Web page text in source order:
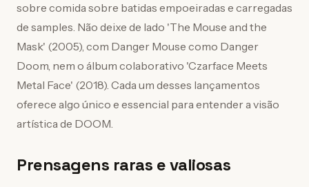
sobre comida sobre batidas empoeiradas e carregadas
de samples. Não deixe de lado 'The Mouse and the
Mask' (2005), com Danger Mouse como Danger
Doom, nem o álbum colaborativo 'Czarface Meets
Metal Face' (2018). Cada um desses lançamentos
oferece algo único e essencial para entender a visão
artística de DOOM.
Prensagens raras e valiosas